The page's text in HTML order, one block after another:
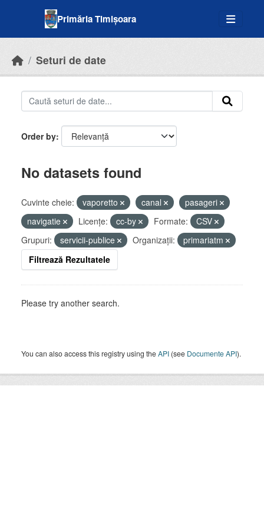
Primăria Timișoara
Seturi de date
Order by
No datasets found
Cuvinte cheie: vaporetto canal
pasageri
navigatie
Licenţe: cc-by Formate:
CSV
Grupuri:
servicii-publice Organizații:
primariatm
Filtrează Rezultatele
Please try another search.
You can also access this registry using theAPI (see Documente API).